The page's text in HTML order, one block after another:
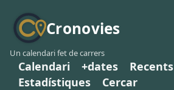
Cronovies
Un calendari fet de carrers
Calendari +dates Recents
Estadístiques
Cercar